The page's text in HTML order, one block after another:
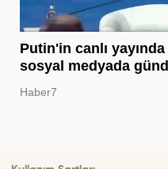
Putin'in canlı
sosyal medyada
Haber7